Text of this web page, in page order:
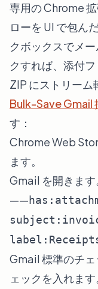
専用の Chrome
ローを UI で包ん
クボックスでメ
クすれば、添付
ZIP にストリーム
Bulk-Save Gmail
す：
Chrome Web
ます。
Gmail を開きま
——
Gmail 標準のチ
ェックを入れます